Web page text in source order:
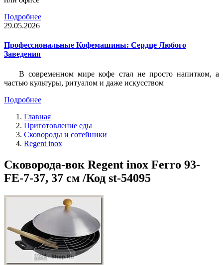
Подробнее
29.05.2026
Профессиональные Кофемашины: Сердце Любого
Заведения
В современном мире кофе стал не просто напитком, а
частью культуры, ритуалом и даже искусством
Подробнее
Главная
Приготовление еды
Сковороды и сотейники
Regent inox
Сковорода-вок Regent inox Ferro 93-
FE-7-37, 37 см /Код st-54095